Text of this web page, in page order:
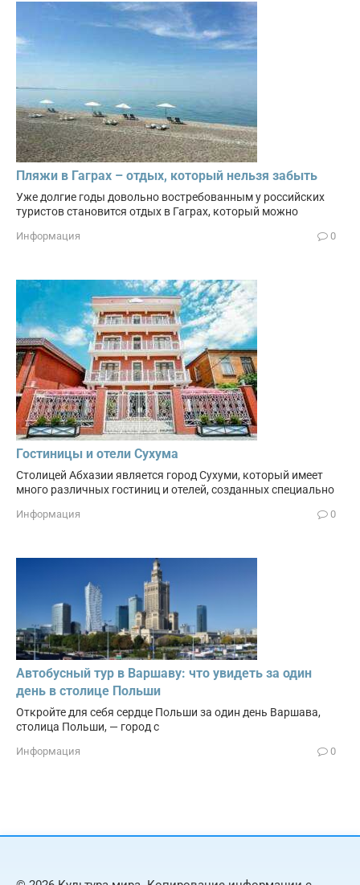
Пляжи в Гаграх – отдых, который нельзя забыть
Уже долгие годы довольно востребованным у российских
туристов становится отдых в Гаграх, который можно
Информация 0
Гостиницы и отели Сухума
Столицей Абхазии является город Сухуми, который имеет
много различных гостиниц и отелей, созданных специально
Информация 0
Автобусный тур в Варшаву: что увидеть за один
день в столице Польши
Откройте для себя сердце Польши за один день Варшава,
столица Польши, — город с
Информация 0